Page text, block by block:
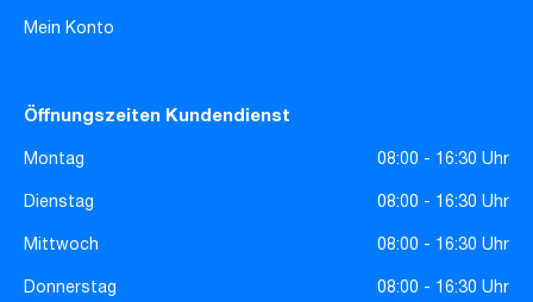
Mein Konto
Öffnungszeiten Kundendienst
Montag
08:00 - 16:30 Uhr
Dienstag
08:00 - 16:30 Uhr
Mittwoch
08:00 - 16:30 Uhr
Donnerstag
08:00 - 16:30 Uhr